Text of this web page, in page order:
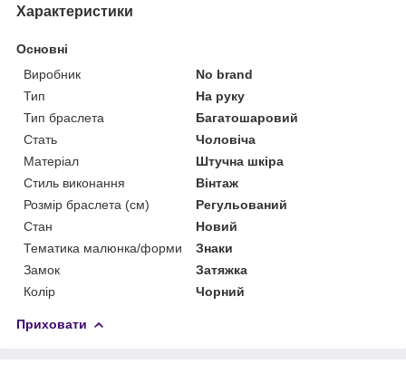
Характеристики
Основні
Виробник
No brand
Тип
На руку
Тип браслета
Багатошаровий
Стать
Чоловіча
Матеріал
Штучна шкіра
Стиль виконання
Вінтаж
Розмір браслета (см)
Регульований
Стан
Новий
Тематика малюнка/форми
Знаки
Замок
Затяжка
Колір
Чорний
Приховати